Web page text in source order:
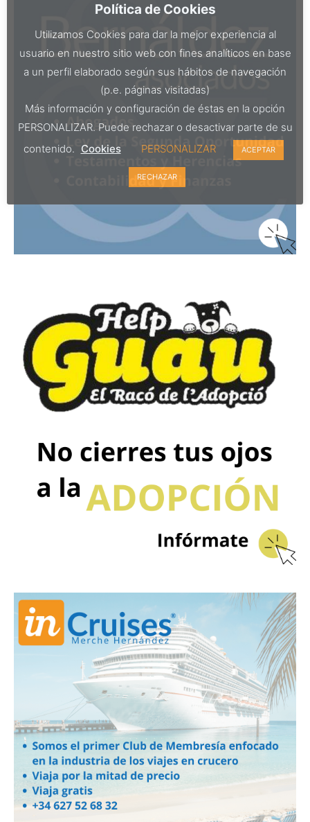
Política de Cookies
Utilizamos Cookies para dar la mejor experiencia al
usuario en nuestro sitio web con fines analíticos en base
a un perfil elaborado según sus hábitos de navegación
(p.e. páginas visitadas)
Más información y configuración de éstas en la opción
PERSONALIZAR. Puede rechazar o desactivar parte de su
contenido. Cookies PERSONALIZAR ACEPTAR
RECHAZAR